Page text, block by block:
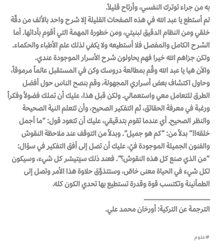
به من جراء توترك النفسي، وأرتاح قليلاً.
لم أستطع يا عبد الله في هذه الصفحات القليلة إلا شرح واحد بالألف من دقّة
خلقي ومن النظام الدقيق لبنيتي، ومن خطورة المهمة التي أقوم بأدائها. أما
الشرح الكامل والمفصل فلا أستطيعه ولا يكفي لذلك علم الأطباء والحكماء.
ولكن جزاهم الله خيرا فهم يحاولون شرح الأسرار الموجودة عندي.
والآن هيا يا عبد الله وقُم بمطالعة دروسك وكن في المستقبل عالماً مرموقاً،
وحاول اكتشاف بعض أسراري المجهولة، وقم بنصح الناس حول أفضل
الطرق للتعامل معي واستعمالي. ولكن قبل هذا، عليك أن تملك فضولاً وفكراً
ورغبة في معرفة الحقائق، ثم التفكير الصحيح، وأن تتعلم النية الصحيحة
والنظر الصحيح. أي عندما تقوم بتدقيقي، عليك أن تتعود قول: “ما أجمل
خلقه!!” بدلاً من: “كم هو جميل”. وبدلاً من التوقف عند ملاحظة النقوش
والفنون الجميلة الموجودة فيّ، عليك أن تصل إلى أفق التفكير في سؤال:
“من الذي صنع كل هذه النقوش؟”. فعند ذلك سيَتيسّر كل شيء، وسيكون
لكل شيء في الحياة معنى خاصّ، وستتذوَّق حلاوة هذا الأمر وتصل إلى
الطمأنينة وتكتسب قوة وقدرة تستطيع بها تحدي الكون كله.
الترجمة عن التركية: أورخان محمد علي.
علوم